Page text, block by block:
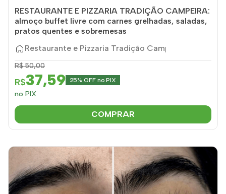
RESTAURANTE E PIZZARIA TRADIÇÃO CAMPEIRA:
almoço buffet livre com carnes grelhadas, saladas,
pratos quentes e sobremesas
Restaurante e Pizzaria Tradição Campeira
R$ 50,00
R$37,59 25% OFF no PIX
no PIX
COMPRAR